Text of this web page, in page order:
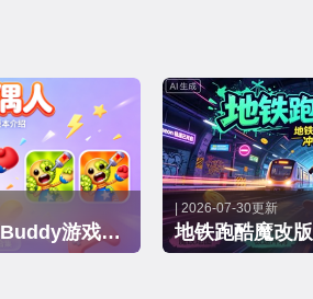
疯狂木偶人Kick the Buddy游戏大全
| 2026-07-30更新
地铁跑酷魔改版